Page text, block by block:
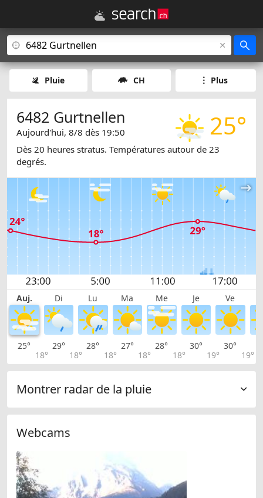
Pluie CH Plus
25°
6482 Gurtnellen
Aujourd'hui, 8/8 dès 19:50
Dès 20 heures stratus. Températures autour de 23
degrés.
Auj. Di Lu Ma Me Je Ve
25°
18°
29°
18°
28°
18°
27°
18°
28°
18°
30°
19°
30°
19°
Montrer radar de la pluie
Webcams